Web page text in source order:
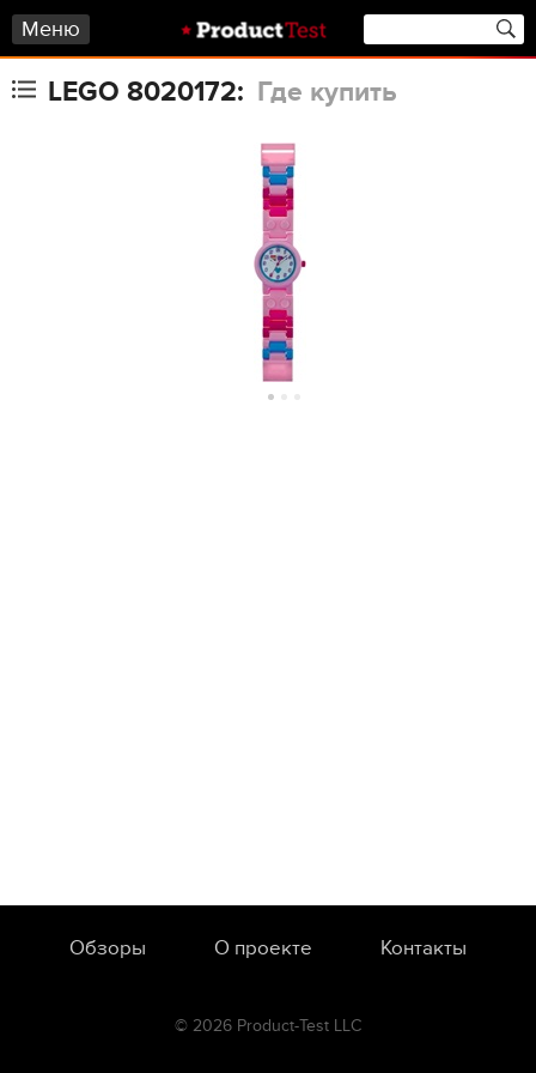
Меню
LEGO 8020172: Где купить
Обзоры О проекте Контакты
© 2026 Product-Test LLC